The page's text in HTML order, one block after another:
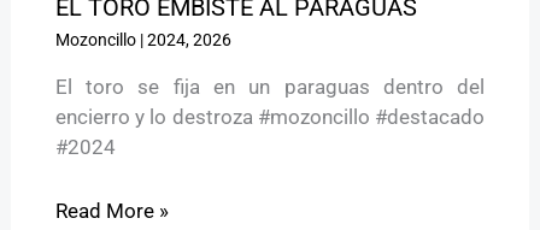
EL TORO EMBISTE AL PARAGUAS
Mozoncillo|2024,2026
El toro se fija en un paraguas dentro del
encierro y lo destroza #mozoncillo #destacado
#2024
Read More »